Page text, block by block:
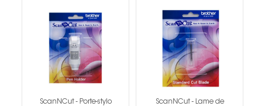
ScanNCut - Porte-stylo
ScanNCut - Lame de